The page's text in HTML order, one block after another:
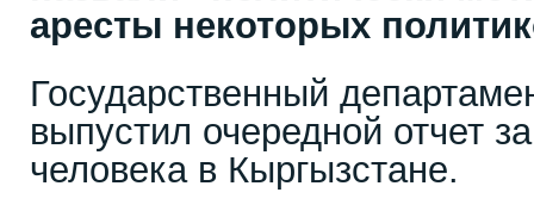
аресты некоторых
Государственный
выпустил очередной отчет
человека в Кыргызстане.